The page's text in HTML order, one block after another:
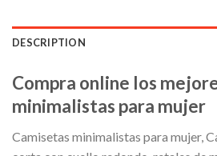
DESCRIPTION
Compra online los
minimalistas para mujer
Camisetas minimalistas para mujer,